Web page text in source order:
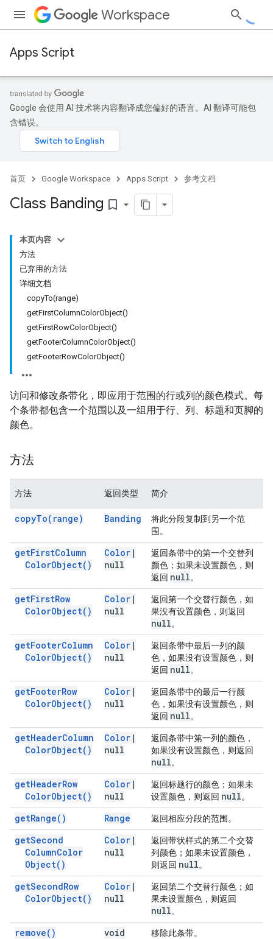
Workspace
Apps Script
Google 会使用 AI 技术将内容翻译成您偏好的语言。AI 翻译可能包
含错误。
首页 Google Workspace Apps Script 参考文档
Class Banding bookmark_border
本页内容
方法
已弃用的方法
详细文档
copyTo(range)
getFirstColumnColorObject()
getFirstRowColorObject()
getFooterColumnColorObject()
getFooterRowColorObject()
访问和修改条带化，即应用于范围的行或列的颜色模式。每
个条带都包含一个范围以及一组用于行、列、标题和页脚的
颜色。
方法
方法 返回类型 简介
copyTo( range) Banding
将此分段复制到另一个范
围。
getFirstColumn
ColorObject( )
Color |
null
返回条带中的第一个交替列
颜色；如果未设置颜色，则
返回 null。
getFirstRow
ColorObject( )
Color |
null
返回第一个交替行颜色，如
果没有设置颜色，则返回
null。
getFooterColumn
ColorObject( )
Color |
null
返回条带中最后一列的颜
色，如果没有设置颜色，则
返回 null。
getFooterRow
ColorObject( )
Color |
null
返回条带中的最后一行颜
色，如果没有设置颜色，则
返回 null。
getHeaderColumn
ColorObject( )
Color |
null
返回条带中第一列的颜色，
如果没有设置颜色，则返回
null。
getHeaderRow
ColorObject( )
Color |
null
返回标题行的颜色；如果未
设置颜色，则返回 null。
getRange( ) Range 返回相应分段的范围。
getSecond
ColumnColor
Object( )
Color |
null
返回带状样式的第二个交替
列颜色；如果未设置颜色，
则返回 null。
getSecondRow
ColorObject( )
Color |
null
返回第二个交替行颜色；如
果未设置颜色，则返回
null。
remove( ) void 移除此条带。